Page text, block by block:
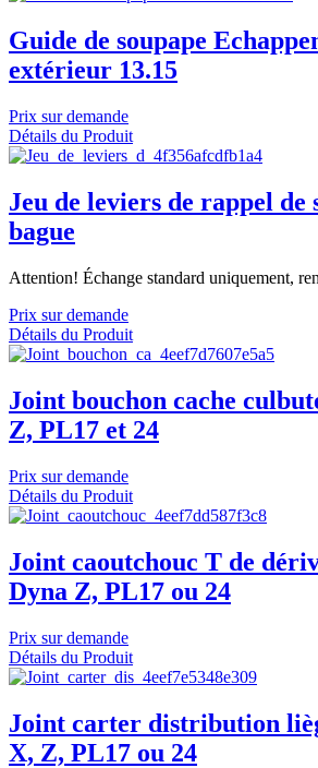
Guide de soupape
extérieur 13.15
Prix sur demande
Détails du Produit
Jeu de leviers de rappel de
bague
Attention! Échange standard uniquement,
Prix sur demande
Détails du Produit
Joint bouchon cache
Z, PL17 et 24
Prix sur demande
Détails du Produit
Joint caoutchouc T de
Dyna Z, PL17 ou 24
Prix sur demande
Détails du Produit
Joint carter distribution
X, Z, PL17 ou 24